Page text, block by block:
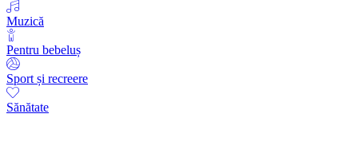
Muzică
Pentru bebeluș
Sport și recreere
Sănătate